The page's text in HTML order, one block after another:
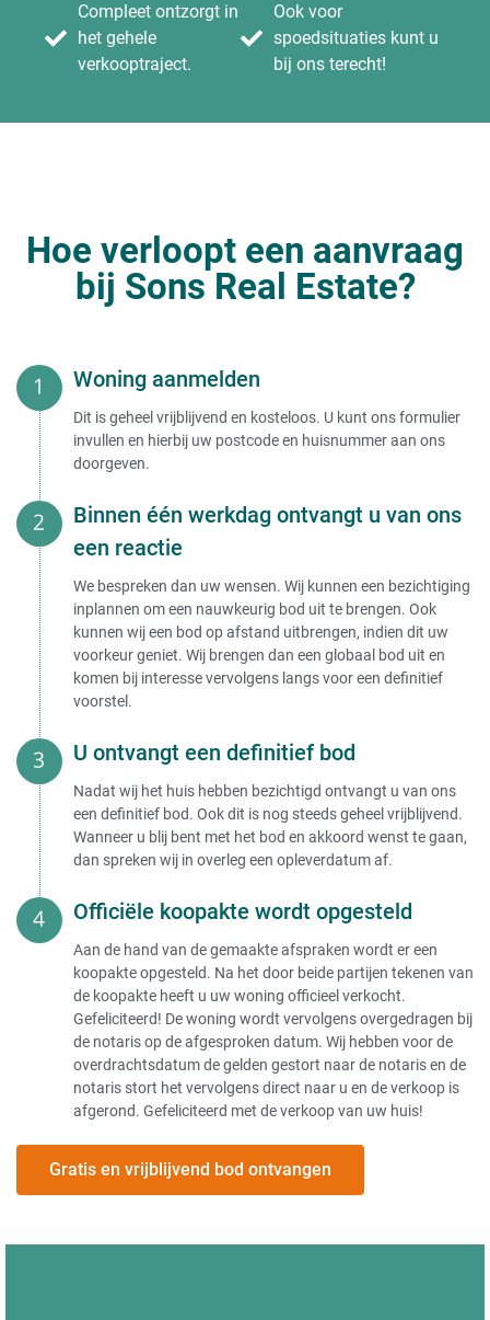
Compleet ontzorgt in
het gehele
verkooptraject.
Ook voor
spoedsituaties kunt u
bij ons terecht!
Hoe verloopt een aanvraag
bij Sons Real Estate?
Woning aanmelden
Dit is geheel vrijblijvend en kosteloos. U kunt ons formulier
invullen en hierbij uw postcode en huisnummer aan ons
doorgeven.
Binnen één werkdag ontvangt u van ons
een reactie
We bespreken dan uw wensen. Wij kunnen een bezichtiging
inplannen om een nauwkeurig bod uit te brengen. Ook
kunnen wij een bod op afstand uitbrengen, indien dit uw
voorkeur geniet. Wij brengen dan een globaal bod uit en
komen bij interesse vervolgens langs voor een definitief
voorstel.
U ontvangt een definitief bod
Nadat wij het huis hebben bezichtigd ontvangt u van ons
een definitief bod. Ook dit is nog steeds geheel vrijblijvend.
Wanneer u blij bent met het bod en akkoord wenst te gaan,
dan spreken wij in overleg een opleverdatum af.
Officiële koopakte wordt opgesteld
Aan de hand van de gemaakte afspraken wordt er een
koopakte opgesteld. Na het door beide partijen tekenen van
de koopakte heeft u uw woning officieel verkocht.
Gefeliciteerd! De woning wordt vervolgens overgedragen bij
de notaris op de afgesproken datum. Wij hebben voor de
overdrachtsdatum de gelden gestort naar de notaris en de
notaris stort het vervolgens direct naar u en de verkoop is
afgerond. Gefeliciteerd met de verkoop van uw huis!
Gratis en vrijblijvend bod ontvangen